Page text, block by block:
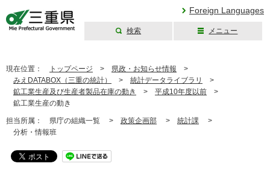
Foreign Languages
検索 メニュー
現在位置： トップページ > 県政・お知らせ情報 >
みえDATABOX（三重の統計）
> 統計データライブラリ
>
鉱工業生産及び生産者製品在庫の動き
> 平成10年度以前 >
鉱工業生産の動き
担当所属： 県庁の組織一覧 > 政策企画部 > 統計課 >
分析・情報班